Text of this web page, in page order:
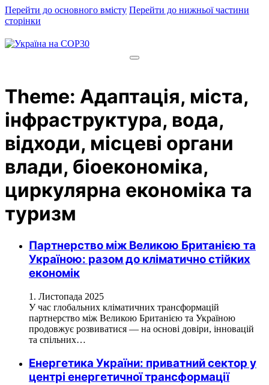
Перейти до основного вмісту Перейти до нижньої частини
сторінки
Theme: Адаптація, міста,
інфраструктура, вода,
відходи, місцеві органи
влади, біоекономіка,
циркулярна економіка та
туризм
Партнерство між Великою Британією та
Україною: разом до кліматично стійких
економік
1. Листопада 2025
У час глобальних кліматичних трансформацій
партнерство між Великою Британією та Україною
продовжує розвиватися — на основі довіри, інновацій
та спільних…
Енергетика України: приватний сектор у
центрі енергетичної трансформації